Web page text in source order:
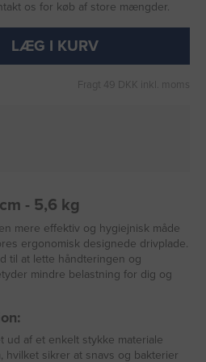
os for køb af store mængder.
LÆG I KURV
Fragt 49 DKK inkl. moms
- 5,6 kg
mere effektiv og hygiejnisk måde
ergonomisk designede drivplade.
til at lette håndteringen og
mindre belastning for dig og
ud af et enkelt stykke materiale
hvilket sikrer at snavs og bakterier